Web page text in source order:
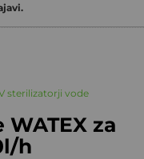
sterilizatorji vode
za
h